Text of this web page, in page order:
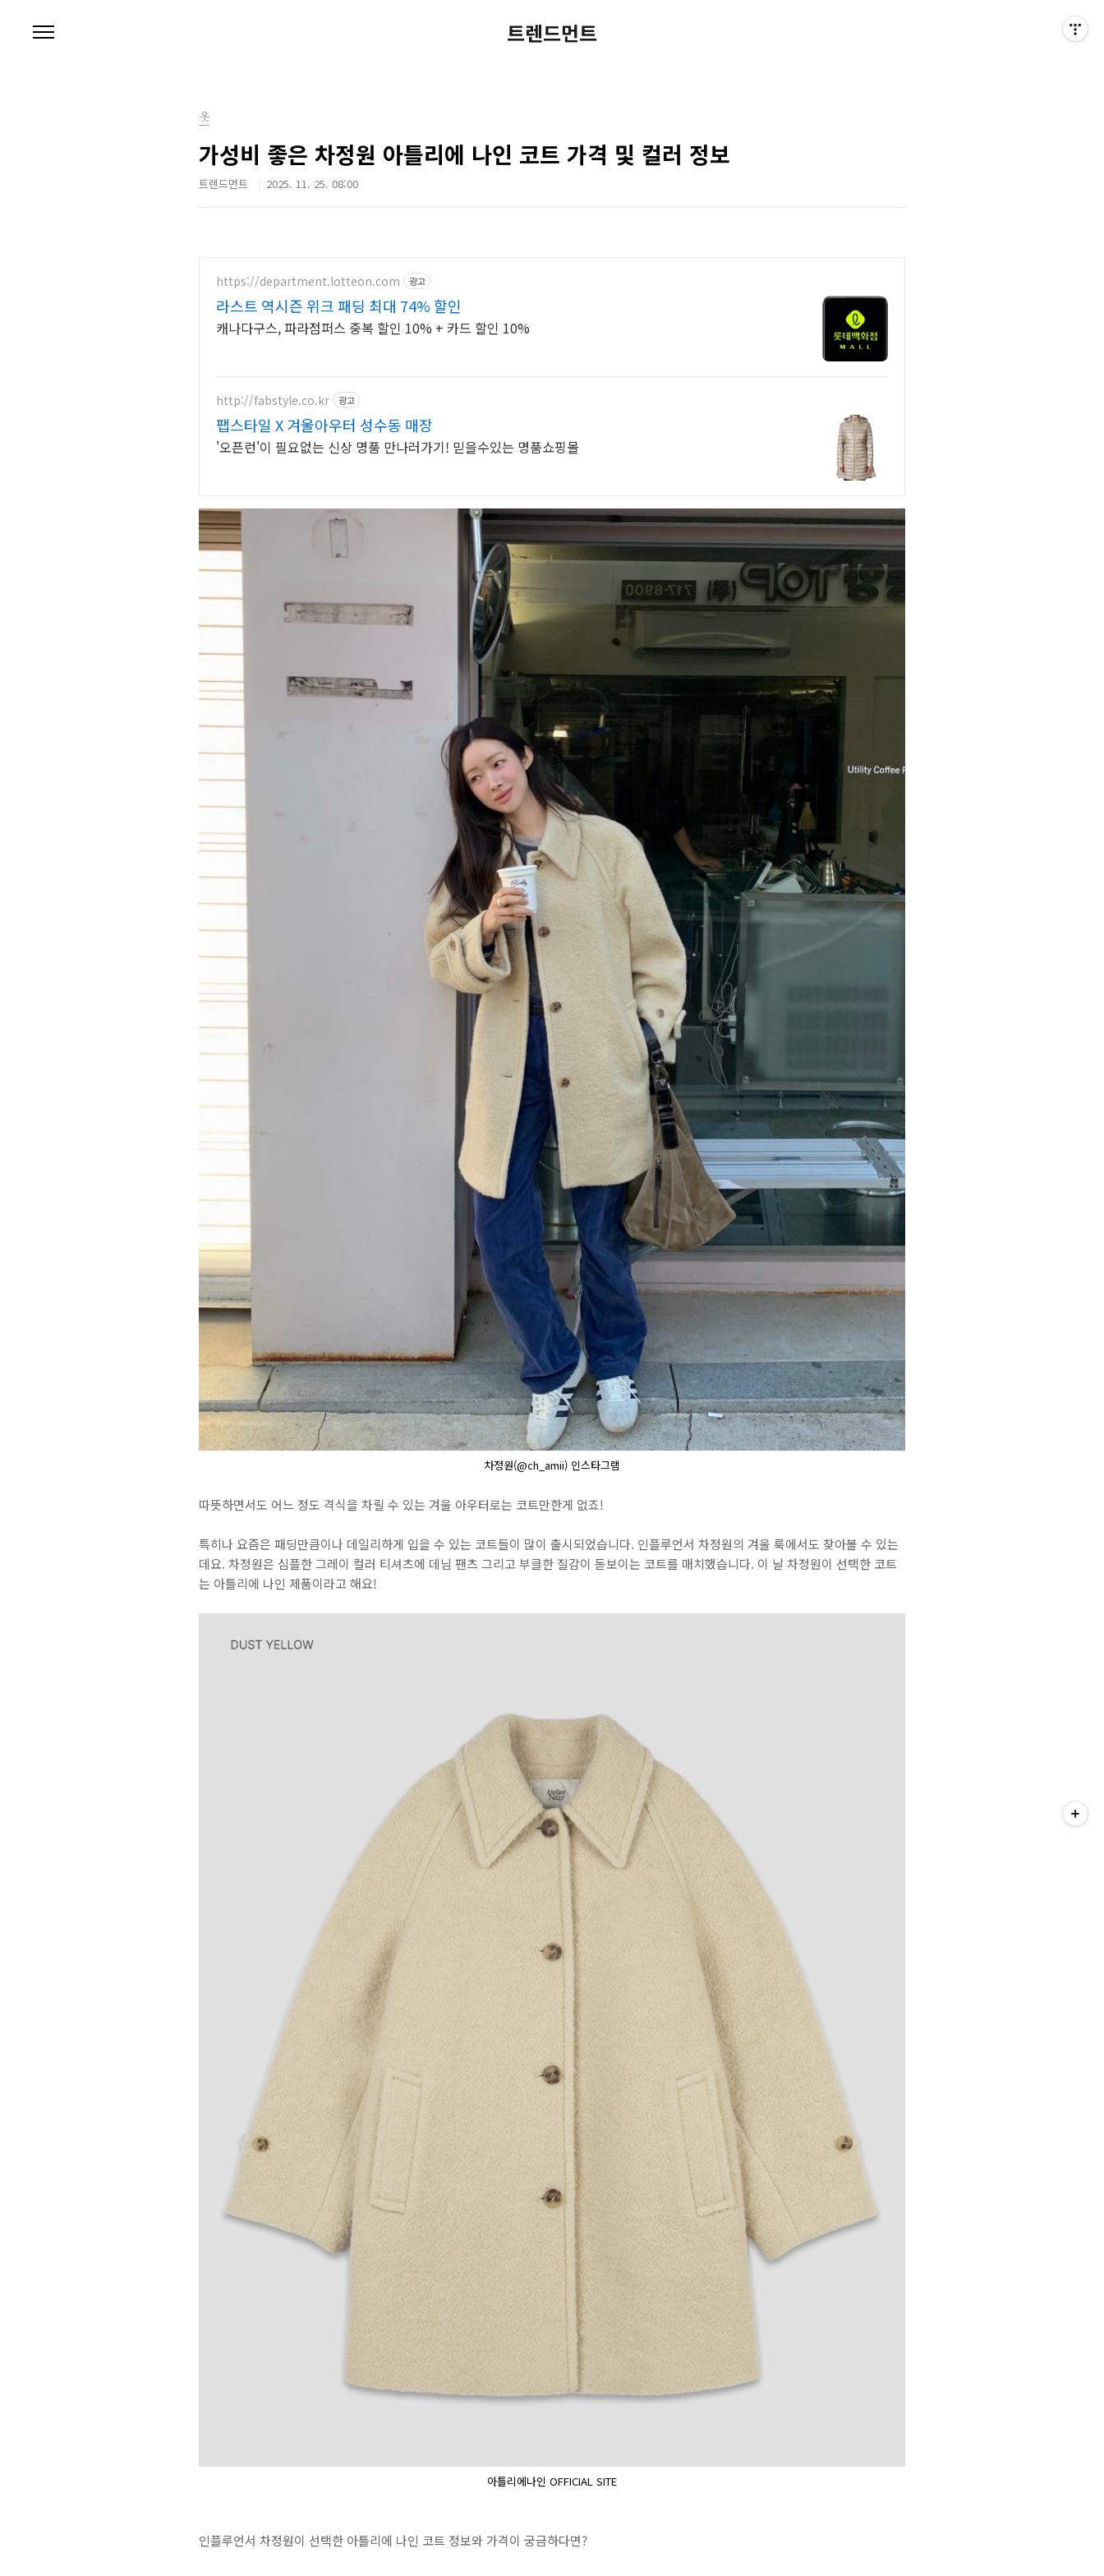
트렌드먼트
옷
가성비 좋은 차정원 아틀리에 나인 코트 가격 및 컬러 정보
트렌드먼트 2025. 11. 25. 08:00
https://department.lotteon.com 광고
라스트 역시즌 위크 패딩 최대 74% 할인
캐나다구스, 파라점퍼스 중복 할인 10% + 카드 할인 10%
http://fabstyle.co.kr 광고
팹스타일 X 겨울아우터 성수동 매장
'오픈런'이 필요없는 신상 명품 만나러가기! 믿을수있는 명품쇼핑몰
차정원(@ch_amii) 인스타그램
따뜻하면서도 어느 정도 격식을 차릴 수 있는 겨울 아우터로는 코트만한게 없죠!
특히나 요즘은 패딩만큼이나 데일리하게 입을 수 있는 코트들이 많이 출시되었습니다. 인플루언서 차정원의 겨울 룩에서도 찾아볼 수 있는
데요. 차정원은 심플한 그레이 컬러 티셔츠에 데님 팬츠 그리고 부클한 질감이 돋보이는 코트를 매치했습니다. 이 날 차정원이 선택한 코트
는 아틀리에 나인 제품이라고 해요!
아틀리에나인 OFFICIAL SITE
인플루언서 차정원이 선택한 아틀리에 나인 코트 정보와 가격이 궁금하다면?